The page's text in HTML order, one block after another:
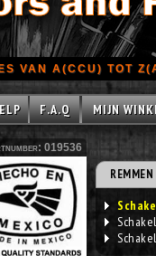
VAN A(CCU) TOT
F.A.Q MIJN
019536